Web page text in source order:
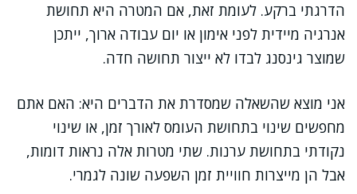
הדרגתי ברקע. לעומת זאת, אם המטרה היא תחושת
אנרגיה מיידית לפני אימון או יום עבודה ארוך, ייתכן
שמוצר גינסנג לבדו לא ייצור תחושה חדה.
אני מוצא שהשאלה שמסדרת את הדברים היא: האם אתם
מחפשים שינוי בתחושת העומס לאורך זמן, או שינוי
נקודתי בתחושת ערנות. שתי מטרות אלה נראות דומות,
אבל הן מייצרות חוויית זמן השפעה שונה לגמרי.